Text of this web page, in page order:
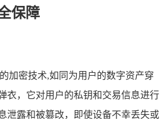
保障
加密技术,如同为用户的数字资产穿
衣，它对用户的私钥和交易信息进行
泄露和被篡改，即使设备不幸丢失或